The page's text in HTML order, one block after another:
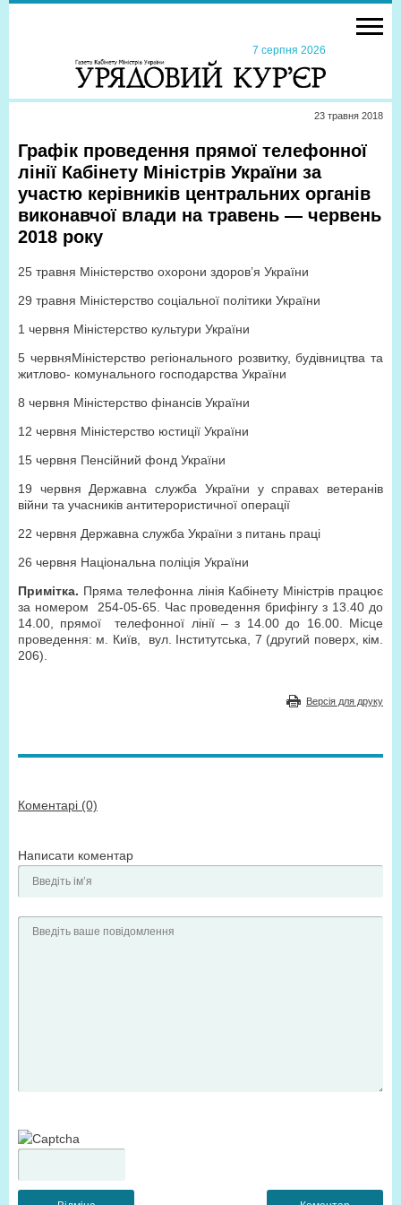
7 серпня 2026
23 травня 2018
Графік проведення прямої телефонної
лінії Кабінету Міністрів України за
участю керівників центральних органів
виконавчої влади на травень — червень
2018 року
25 травня Міністерство охорони здоров’я України
29 травня Міністерство соціальної політики України
1 червня Міністерство культури України
5 червняМіністерство регіонального розвитку, будівництва та
житлово- комунального господарства України
8 червня Міністерство фінансів України
12 червня Міністерство юстиції України
15 червня Пенсійний фонд України
19 червня Державна служба України у справах ветеранів
війни та учасників антитерористичної операції
22 червня Державна служба України з питань праці
26 червня Національна поліція України
Примітка. Пряма телефонна лінія Кабінету Міністрів працює
за номером 254-05-65. Час проведення брифінгу з 13.40 до
14.00, прямої телефонної лінії – з 14.00 до 16.00. Місце
проведення: м. Київ, вул. Інститутська, 7 (другий поверх, кім.
206).
Версія для друку
Коментарі (0)
Написати коментар